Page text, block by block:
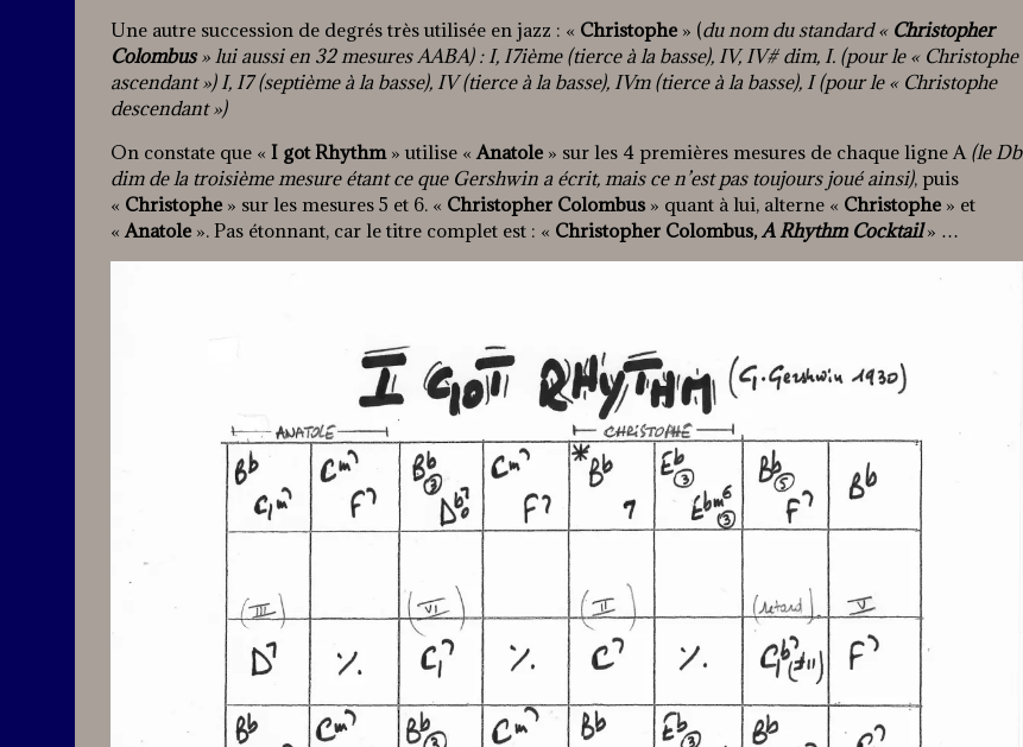
Une autre succession de degrés très utilisée en jazz : « Christophe » (du nom du standard « Christopher
Colombus» lui aussi en 32 mesures AABA) : I, I7ième (tierce à la basse), IV, IV# dim, I. (pour le « Christophe
ascendant ») I, I7 (septième à la basse), IV (tierce à la basse), IVm (tierce à la basse), I (pour le « Christophe
descendant »)
On constate que « I got Rhythm » utilise «Anatole » sur les 4 premières mesures de chaque ligne A (le Db
dim de la troisième mesure étant ce que Gershwin a écrit, mais ce n’est pas toujours joué ainsi), puis
« Christophe » sur les mesures 5 et 6. « Christopher Colombus » quant à lui, alterne « Christophe » et
«Anatole ». Pas étonnant, car le titre complet est : « Christopher Colombus, A Rhythm Cocktail» …